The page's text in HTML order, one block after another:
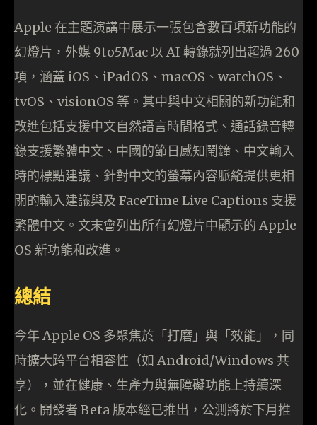
Apple 在主題演講中展示一張包含數百項新功能的
幻燈片，外媒 9to5Mac 以 AI 轉錄就列出超過 260
項，涵蓋 iOS、iPadOS、macOS、watchOS、
tvOS、visionOS 等。其中與中文相關的新功能和
改進包括支援中文自然語言時間格式、通話錄音轉
錄支援繁體中文、中國的節日感知鬧鐘、中文輸入
時的標點建議、針對中文的螢幕內容脈絡提供更相
關的輸入建議與及 FaceTime Live Captions 支援
繁體中文。文末會列出所有幻燈片中顯示的 Apple
OS 新功能和改進。
總結
今年 Apple OS 多聚焦於「打磨」與「效能」，同
時擴大跨平台相容性（如 Android/Windows 共
享），並在健康、生產力與無障礙功能上持續深
化。開發者 Beta 版本經已推出，公測將於下月推